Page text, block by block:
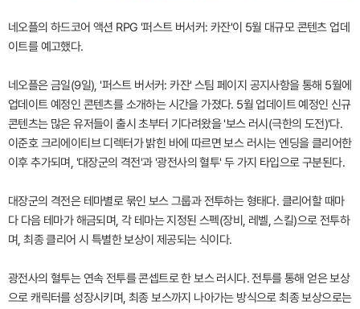
네오플의 하드코어 액션 RPG '퍼스트 버서커: 카잔'이 5월 대규모 콘텐츠 업데
이트를 예고했다.
네오플은 금일(9일), '퍼스트 버서커: 카잔' 스팀 페이지 공지사항을 통해 5월에
업데이트 예정인 콘텐츠를 소개하는 시간을 가졌다. 5월 업데이트 예정인 신규
콘텐츠는 많은 유저들이 출시 초부터 기다려왔을 '보스 러시(극한의 도전)'다.
이준호 크리에이티브 디렉터가 밝힌 바에 따르면 보스 러시는 엔딩을 클리어한
이후 추가되며, '대장군의 격전'과 '광전사의 혈투' 두 가지 타입으로 구분된다.
대장군의 격전은 테마별로 묶인 보스 그룹과 전투하는 형태다. 클리어할 때마
다 다음 테마가 해금되며, 각 테마는 지정된 스펙(장비, 레벨, 스킬)으로 전투하
며, 최종 클리어 시 특별한 보상이 제공되는 식이다.
광전사의 혈투는 연속 전투를 콘셉트로 한 보스 러시다. 전투를 통해 얻은 보상
으로 캐릭터를 성장시키며, 최종 보스까지 나아가는 방식으로 최종 보상으로는